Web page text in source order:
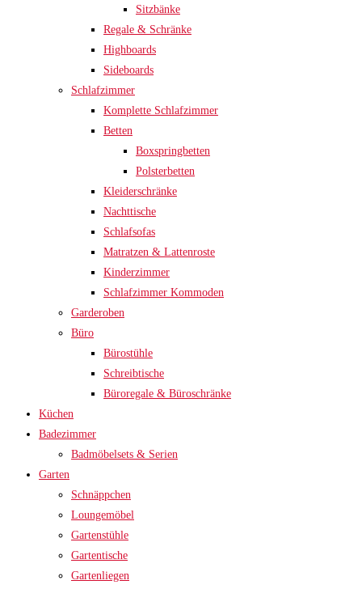
Sitzbänke
Regale & Schränke
Highboards
Sideboards
Schlafzimmer
Komplette Schlafzimmer
Betten
Boxspringbetten
Polsterbetten
Kleiderschränke
Nachttische
Schlafsofas
Matratzen & Lattenroste
Kinderzimmer
Schlafzimmer Kommoden
Garderoben
Büro
Bürostühle
Schreibtische
Büroregale & Büroschränke
Küchen
Badezimmer
Badmöbelsets & Serien
Garten
Schnäppchen
Loungemöbel
Gartenstühle
Gartentische
Gartenliegen